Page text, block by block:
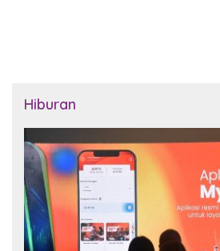
Hiburan